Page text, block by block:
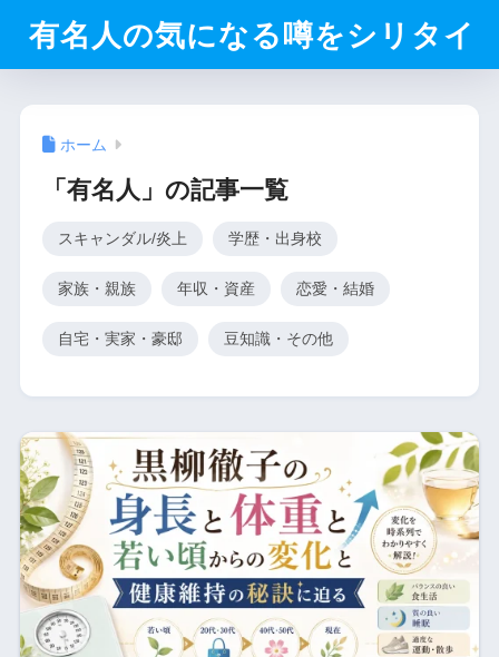
有名人の気になる噂をシリタイ
ホーム
「有名人」の記事一覧
スキャンダル/炎上 学歴・出身校
家族・親族 年収・資産 恋愛・結婚
自宅・実家・豪邸 豆知識・その他